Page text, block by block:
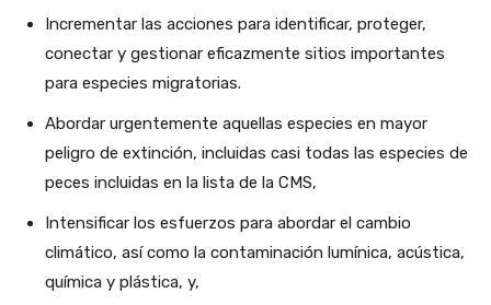
Incrementar las acciones para identificar, proteger,
conectar y gestionar eficazmente sitios importantes
para especies migratorias.
Abordar urgentemente aquellas especies en mayor
peligro de extinción, incluidas casi todas las especies de
peces incluidas en la lista de la CMS,
Intensificar los esfuerzos para abordar el cambio
climático, así como la contaminación lumínica, acústica,
química y plástica, y,